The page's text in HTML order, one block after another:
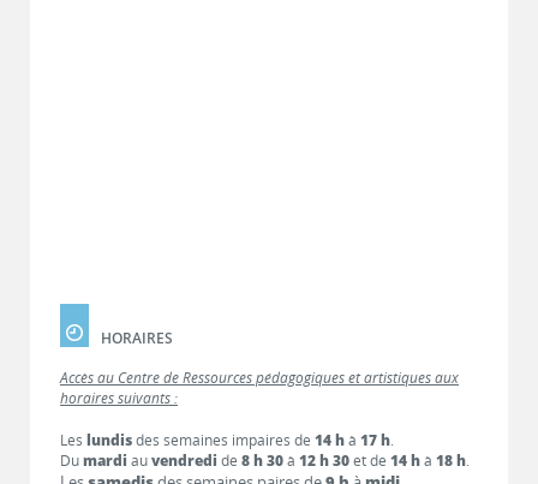
HORAIRES
Accès au Centre de Ressources pédagogiques et artistiques aux
horaires suivants :
Les lundisdes semaines impaires de 14 hà 17 h.
Dumardi auvendredi de 8 h 30à 12 h 30et de 14 hà 18 h.